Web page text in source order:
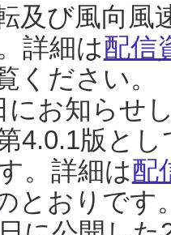
及び風向風
詳細は配信
ください。
にお知らせ
4.0.1版と
。詳細は配
とおりです